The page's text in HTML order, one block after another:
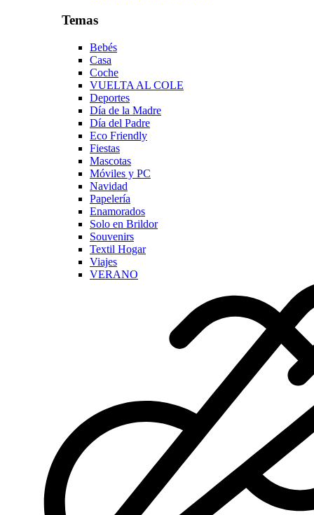
Temas
Bebés
Casa
Coche
VUELTA AL COLE
Deportes
Día de la Madre
Día del Padre
Eco Friendly
Fiestas
Mascotas
Móviles y PC
Navidad
Papelería
Enamorados
Solo en Brildor
Souvenirs
Textil Hogar
Viajes
VERANO